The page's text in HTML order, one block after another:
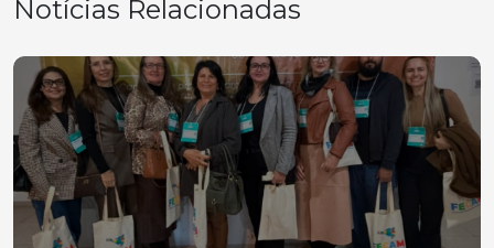
Notícias Relacionadas